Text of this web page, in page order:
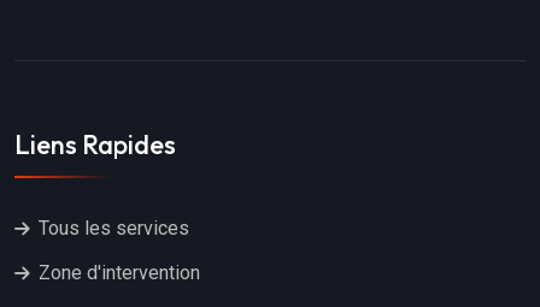
Liens Rapides
Tous les services
Zone d'intervention